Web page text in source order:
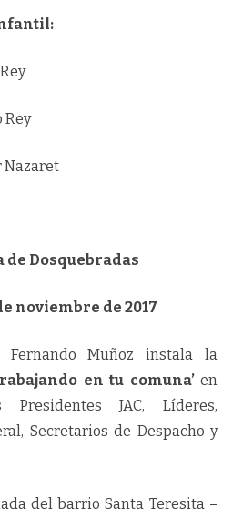
Rey
Nazaret
de Dosquebradas
noviembre de 2017
Fernando Muñoz instala la
en tu comuna’ en
JAC, Líderes,
Secretarios de Despacho y
del barrio Santa Teresita –